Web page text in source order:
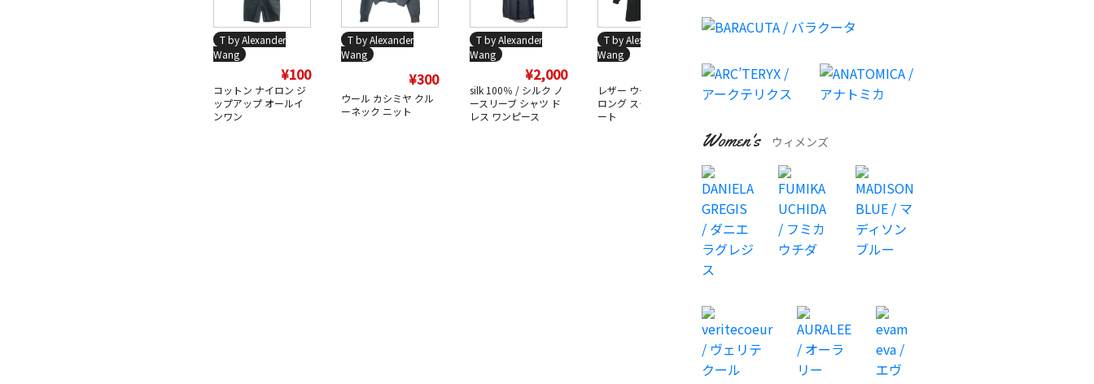
T by Alexander
Wang
¥100
コットン ナイロン ジ
ップアップ オールイ
ンワン
T by Alexander
Wang
¥300
ウール カシミヤ クル
ーネック ニット
T by Alexander
Wang
¥2,000
silk 100％ / シルク ノ
ースリーブ シャツ ド
レス ワンピース
T by Alexander
Wang
レザー ウール コンビ
ロング スタジャン コ
ート
T by Alexander
¥1,000
ボンディング スウェ
リネンボーダーカット
Women's ウィメンズ